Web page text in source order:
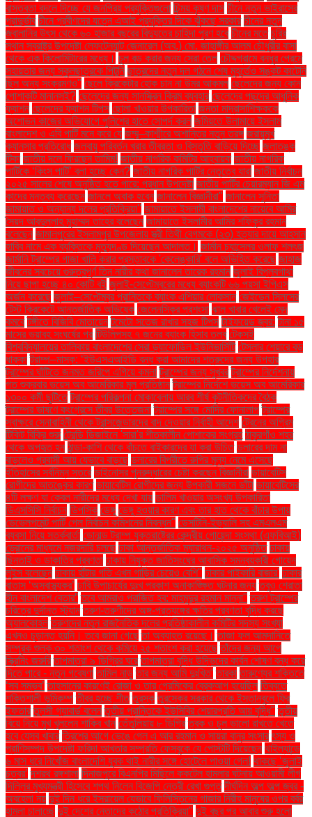
বাস্তবতা বদলে দিচ্ছে যে জনপ্রিয় প্রযুক্তিগুলো চিন্ময় কৃষ্ণ দাস চীনে নতুন ভাইরাসের
প্রাদুর্ভাব চীনে প্রবীণদের যত্নে এআই প্রযুক্তির দিকে ঝুঁকছে সরকার চীনের নতুন
জ্বালানির উৎস থেকে ৬০ হাজার বছরের বিদ্যুতের চাহিদা পূরণ হবে চীনের মতে চুরির
স্থান স্বরাষ্ট্র উপদেষ্টা লেফটেন্যান্ট জেনারেল (অব.) মো. জাহাঙ্গীর আলম চৌধুরীর বাসা
থেকে এক কিলোমিটারের মধ্যে। চুল বড় করার জন্য সেরা তেল চৌদ্দগ্রামে বন্ধুর প্রেমে
সহায়তার জন্য স্কুলছাত্রকে পিটুনি ছাত্রদের নতুন দল গঠনে শেষ মুহূর্তেও সঙ্কট কাটেনি
ছিল অন্য সংক্রমণও" ছেলে ক্রিকেটার হোক চান না উমর আকমল ছেলেদের জন্য কোন
পোশাকটি মানানসই? ছেলেদের জন্য সানস্ক্রিন ক্রিম ব্যবহার ছেলেদের পছন্দের আধুনিক
ফ্যাশন ছেলেদের ফ্যাশন টিপস ছোলা খাওয়ার উপকারিতা জনতা মাদ্রাসাশিক্ষককে
অশোভন কাজের অভিযোগে পুলিশের হাতে সোপর্দ করল জমিয়তে উলামায়ে ইসলাম
বাংলাদেশ ও এবি পার্টি মনে করে যে জম্মু–কাশ্মীরে অশান্তির নতুন তরঙ্গ জরায়ুমুখ
ক্যানসার প্রতিরোধ জলবায়ু পরিবর্তন খরার তীব্রতা ও বিস্তৃতি বাড়িয়ে দিচ্ছে জলাতঙ্ক
টিকা জাতীয় দলে ফিরছেন তামিম! জাতীয় নাগরিক কমিটির আহ্বায়ক জাতীয় নাগরিক
পার্টিকে ‘কিংস পার্টি’ বলা হচ্ছে কেন? জাতীয় নাগরিক পার্টির নেতৃত্বে যারা জাতীয় নির্বাচন
২০২৫ সালের শেষে অনুষ্ঠিত হতে পারে: প্রধান উপদেষ্টা জাতীয় পার্টির চেয়ারম্যান জি এম
কাদের মন্তব্য করেছেন জানলে অবাক হবেন জানালেন বিজ্ঞানীরা" জানালেন সুনিতা
জামায়াত ও অন্যান্য দলের প্রতিক্রিয়া'' জামায়াতে ইসলামী বাংলাদেশের নায়েবে আমির
সৈয়দ আবদুল্লাহ মুহাম্মদ তাহের বলেছেন জামায়াতে ইসলামীর আমির শফিকুর রহমান
বলেছেন জামালপুরের ইসলামপুর উপজেলায় স্ত্রী তিথী বেগমকে (২৩) হত্যার দায়ে আহসান
হাবিব নামে এক ব্যক্তিকে মৃত্যুদণ্ড দিয়েছেন আদালত। জার্মান চ্যান্সেলর ওলাফ শলৎজ
জার্মানি ট্রাম্পের গাজা খালি করার প্রস্তাবকে 'কেলেঙ্কারি' বলে অভিহিত করেছে জাহাজ
জীবনের সবচেয়ে গুরুত্বপূর্ণ তিন নারীর কথা জানালেন তারেক রহমান জুলাই বিপ্লবগাথা
নিয়ে ছাপা হচ্ছে ৪০ কোটি বই জুলাই-সেপ্টেম্বরের মধ্যে ব্যাংকটি ৬৬ পয়সা ইপিএস
অর্জন করেছে জুলাই–সেপ্টেম্বর প্রান্তিকে ব্যাংক এশিয়ার লোকসান জেইডেন সিলসের
টেস্ট ক্রিকেটে আন্তর্জাতিক অভিষেক জেলেনস্কির প্রশংসা ঝাল খাবার খেলেই মেদ
কমবে টঙ্গীতে বিজিবি মোতায়েন টমেটো সতেজ রাখার সহজ টিপস টাইফয়েড জ্বর: টানা ১৫
মাসের ভয়াবহ সংঘর্ষের পর টিউলিপসহ ৭ জনের ব্যাংক হিসাব তলব টেকসই
বিশ্ববিদ্যালয়ের তালিকায় বাংলাদেশের সেরা ড্যাফোডিল ইউনিভার্সিটি টেসলার শেয়ারে বড়
ধাক্কা ট্রাম্প–মাস্ক: ‘ইউএসএআইডি বন্ধ করা আমাদের শত্রুদের জন্য উপহার
ট্রাম্পের ঘাঁটিতে জনমত জরিপে এগিয়ে কমলা ট্রাম্পের জন্য সুখবর ট্রাম্পের নির্দেশনায়
গত শুক্রবার ভয়েস অব আমেরিকার মূল প্রতিষ্ঠান ট্রাম্পের নির্দেশে ভয়েস অব আমেরিকার
১৩০০ কর্মী ছুটিতে ট্রাম্পের পরিকল্পনা মোকাবেলায় আরব শীর্ষ কূটনীতিকদের বৈঠক
ট্রাম্পের ভাষণে কংগ্রেসে তীব্র উত্তেজনা ট্রাম্পের সঙ্গে মোদির ফোনালাপ ট্রাম্পের
স্বাক্ষরে সেনাবাহিনী থেকে ট্রান্সজেন্ডারদের বাদ দেওয়ার নির্বাহী আদেশ ট্রেনের অগ্রিম
টিকিট বিক্রি শুরু ট্রেন্ডি ডিজাইনে 'সারা'র শীতকালীন পোশাকের সংগ্রহ ঠাকুরগাঁও শহর
থেকে অপহৃত হন ঠান্ডা-কাশি থেকে বাঁচতে বাইকারদের যা করা উচিত ডলারের দাম না
বাড়লেও প্রবাসী আয় যেভাবে বাড়ছে ডলারের বিপরীতে রুপির মূল্য নেমে এসেছে
ইতিহাসের সর্বনিম্ন স্তরে ডাইনোসর পুনরুদ্ধারের চেষ্টা করছেন বিজ্ঞানীরা ডায়াবেটিস
রোগীদের আতঙ্কের কারণ ডায়াবেটিস রোগীদের জন্য উপকারী সজনে ডাঁটা ডায়াবেটিসের
৪টি লক্ষণ যা কেবল নারীদের মধ্যে দেখা যায় ডালিম খাওয়ার অসংখ্য উপকারিতা
ডিএসসিসি নির্বাচন ডিপসিক ডেঙ্গু ডেঙ্গু হওয়ার কারণ এবং তার হাত থেকে বাঁচার উপায়
ডেভেলপমেন্ট পার্টি পেল নির্বাচন কমিশনের নিবন্ধন" ডেসটিনি-ইভ্যালি সহ এমএলএম
ব্যবসা নিয়ে সতর্কবার্তা ডোনাল্ড ট্রাম্প যুক্তরাষ্ট্রের কেন্দ্রীয় গোয়েন্দা সংস্থা (এফবিআই)
ড্রোনের মাধ্যমে নজরদারি চলছে ঢাকা আন্তর্জাতিক ম্যারাথন-২০২৫ অনুষ্ঠিত ঢাকায়
ছিনতাই ও ডাকাতির প্রবণতা ঢাকায় নিযুক্ত জাতিসংঘের আবাসিক সমন্বয়কারী গোয়েন
লুইস বলেছেন ঢাকায় হাঁটার গতি এখন গাড়ির চেয়েও বেশি'' ঢাকার পাইকারি বাজার' ঢাকার
বাতাস ‘অস্বাস্থ্যকর’ ঢাবি উপাচার্যের দুঃখ প্রকাশ অনাকাঙ্ক্ষিত ঘটনার জন্য তবুও শ্রোতা
হীন বাংলাদেশ বেতার” তবে আমরাও পরাজিত হব: মাহমুদুর রহমান মান্না" তরুণ ট্রাম্পের
চরিত্রে দুর্দান্ত স্ট্যান তরুণ-তরুণীদের অঙ্গ-প্রত্যঙ্গের ক্ষতির প্রবণতা বৃদ্ধি করছে
অ্যালকোহল তরুণদের নতুন রাজনৈতিক দলের প্রতিষ্ঠাকালীন কমিটির সদস্য সংখ্যা
এখনও চূড়ান্ত হয়নি। তবে জানা গেছে তা অব্যাহত রয়েছে। তাজা ফল আমদানিতে
সম্পূরক শুল্ক ৩০ শতাংশ থেকে কমিয়ে ২৫ শতাংশ করা হয়েছে তাঁদের জন্য আগে
স্ক্রিনিং জরুরি তাপমাত্রা ৯ ডিগ্রির ঘরে তাপমাত্রা বৃদ্ধি উদ্ভিদের কার্বন শোষণ বন্ধ করে
দিতে পারে - নতুন গবেষণা তামিল নাড়ু তার জন্য আমি দুঃখিত' তারকা তারুণ্যের শক্তিতে
‘সব সম্ভব’ তাহসানের কারণেই রোজা ও তার প্রেমিকের ব্রেকআপ হয়েছিল তিব্বতে
শক্তিশালী ভূমিকম্প তীব্র হচ্ছে শীত তুরস্ক তুরস্কের সরকার থেকে ইস্তানবুলে ফ্রি
ইফতার তুলসী গ্যাবার্ড বলেন তৃতীয় প্রান্তিকে ইউসিবির শেয়ারপ্রতি আয় বৃদ্ধি" তৃতীয়
বিয়ে নিয়ে মুখ খুললেন শাকিব খান তেঁতুলিয়ায় ৮ ডিগ্রি ত্বক ও চুল ভালো রাখতে খেতে
হবে যেসব খাবার ত্রিশের আগে ভেঙে গেল এ আর রহমান ও সায়রা বানুর সংসার ৎস্য ও
প্রাণিসম্পদ উপদেষ্টা ফরিদা আখতার সম্প্রতি ফেসবুকে যে পোস্টটি দিয়েছেন থাইল্যান্ডে
৬ মাস ধরে নিখোঁজ বাংলাদেশি যুবক থাই নারীর সঙ্গে হোটেলে পাওয়া গেল! থাকছে ‘জুলাই
চত্বর’ দশরথ রঙ্গশালা দিনাজপুরে বিএনপির মিছিলে ককটেল হামলার ঘটনায় আওয়ামী লীগ
দিল্লির মুখ্যমন্ত্রী হিসেবে শপথ নিলেন বিজেপি নেত্রী রেখা গুপ্ত দীর্ঘদিন অল্প অল্প জ্বর -
অবহেলা নয় দুই দিন ধরে ইসরায়েল যেভাবে ফিলিস্তিনের গাজার নিরীহ মানুষের ওপর বর্বর
হামলা চালাচ্ছে দুই দেশের নেতাদের কঠোর প্রতিক্রিয়া" দুই বছর পর আবার শুরু হলো